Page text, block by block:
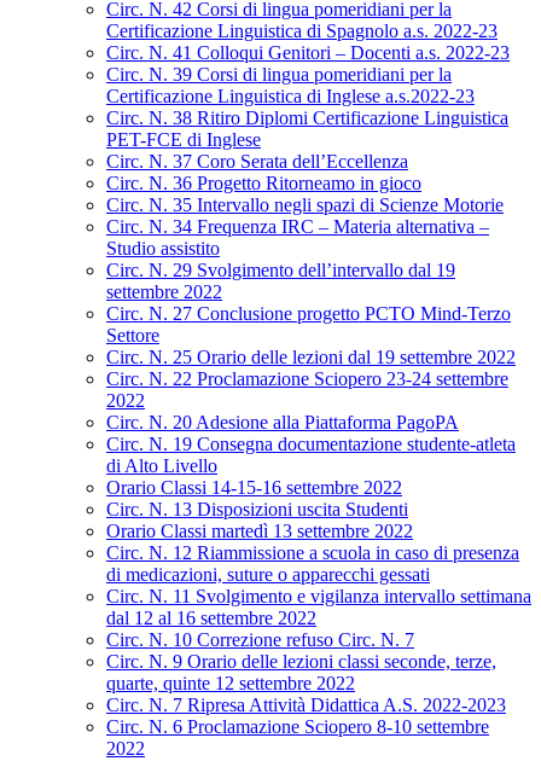
Circ. N. 42 Corsi di lingua pomeridiani per la
Certificazione Linguistica di Spagnolo a.s. 2022-23
Circ. N. 41 Colloqui Genitori – Docenti a.s. 2022-23
Circ. N. 39 Corsi di lingua pomeridiani per la
Certificazione Linguistica di Inglese a.s.2022-23
Circ. N. 38 Ritiro Diplomi Certificazione Linguistica
PET-FCE di Inglese
Circ. N. 37 Coro Serata dell’Eccellenza
Circ. N. 36 Progetto Ritorneamo in gioco
Circ. N. 35 Intervallo negli spazi di Scienze Motorie
Circ. N. 34 Frequenza IRC – Materia alternativa –
Studio assistito
Circ. N. 29 Svolgimento dell’intervallo dal 19
settembre 2022
Circ. N. 27 Conclusione progetto PCTO Mind-Terzo
Settore
Circ. N. 25 Orario delle lezioni dal 19 settembre 2022
Circ. N. 22 Proclamazione Sciopero 23-24 settembre
2022
Circ. N. 20 Adesione alla Piattaforma PagoPA
Circ. N. 19 Consegna documentazione studente-atleta
di Alto Livello
Orario Classi 14-15-16 settembre 2022
Circ. N. 13 Disposizioni uscita Studenti
Orario Classi martedì 13 settembre 2022
Circ. N. 12 Riammissione a scuola in caso di presenza
di medicazioni, suture o apparecchi gessati
Circ. N. 11 Svolgimento e vigilanza intervallo settimana
dal 12 al 16 settembre 2022
Circ. N. 10 Correzione refuso Circ. N. 7
Circ. N. 9 Orario delle lezioni classi seconde, terze,
quarte, quinte 12 settembre 2022
Circ. N. 7 Ripresa Attività Didattica A.S. 2022-2023
Circ. N. 6 Proclamazione Sciopero 8-10 settembre
2022